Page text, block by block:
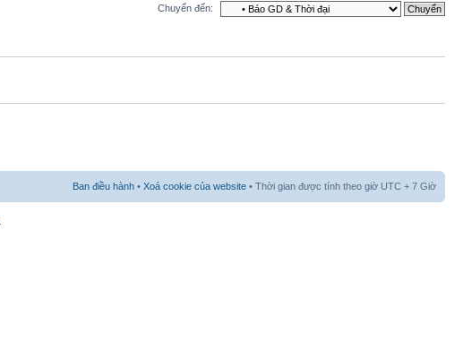
Chuyển đến:
Ban điều hành • Xoá cookie của website • Thời gian được tính theo giờ UTC + 7 Giờ